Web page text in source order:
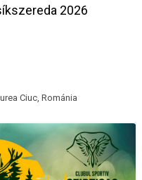
2026
Ciuc, Románia